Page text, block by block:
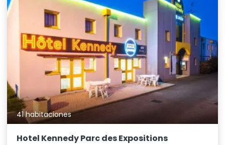
41 habitaciones
Hotel Kennedy Parc des Expositions